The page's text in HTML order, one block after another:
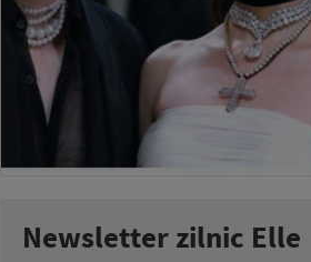
Newsletter zilnic Elle